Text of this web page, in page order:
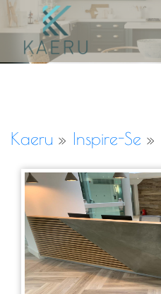
Kaeru » Inspire-Se »